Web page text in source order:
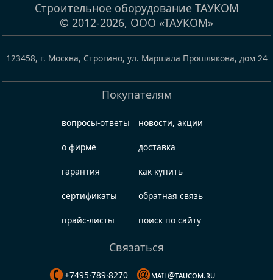
Строительное оборудование ТАУКОМ
© 2012-2026, ООО «ТАУКОМ»
123458, г. Москва, Строгино, ул. Маршала Прошлякова, дом 24
Покупателям
вопросы-ответы
о фирме
гарантия
сертификаты
прайс-листы
новости, акции
доставка
как купить
обратная связь
поиск по сайту
Связаться
+7495·789·8270 mail@taucom.ru